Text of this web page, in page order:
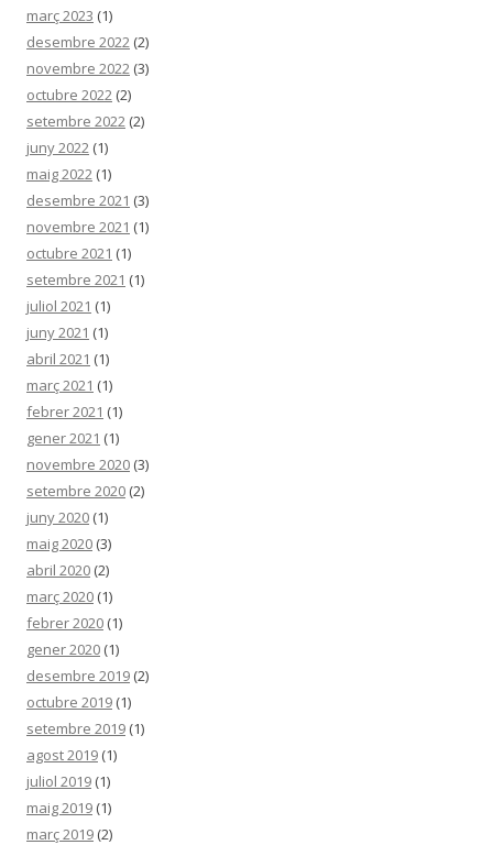
març 2023 (1)
desembre 2022 (2)
novembre 2022 (3)
octubre 2022 (2)
setembre 2022 (2)
juny 2022 (1)
maig 2022 (1)
desembre 2021 (3)
novembre 2021 (1)
octubre 2021 (1)
setembre 2021 (1)
juliol 2021 (1)
juny 2021 (1)
abril 2021 (1)
març 2021 (1)
febrer 2021 (1)
gener 2021 (1)
novembre 2020 (3)
setembre 2020 (2)
juny 2020 (1)
maig 2020 (3)
abril 2020 (2)
març 2020 (1)
febrer 2020 (1)
gener 2020 (1)
desembre 2019 (2)
octubre 2019 (1)
setembre 2019 (1)
agost 2019 (1)
juliol 2019 (1)
maig 2019 (1)
març 2019 (2)